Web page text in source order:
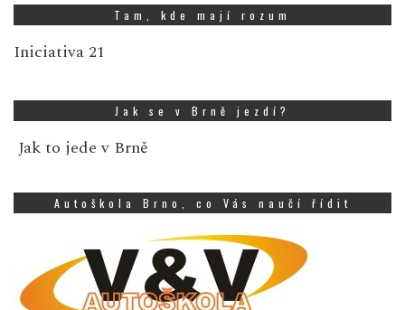
Tam, kde mají rozum
Iniciativa 21
Jak se v Brně jezdí?
Jak to jede v Brně
Autoškola Brno, co Vás naučí řídit